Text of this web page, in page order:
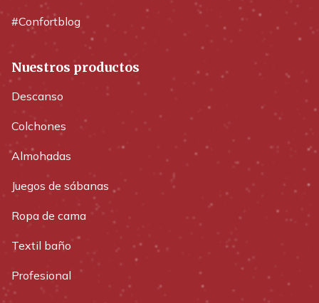
#Confortblog
Nuestros productos
Descanso
Colchones
Almohadas
Juegos de sábanas
Ropa de cama
Textil baño
Profesional